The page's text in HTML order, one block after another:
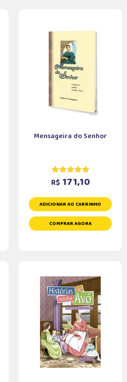
Mensageira do Senhor
R$ 171,10
ADICIONAR AO CARRINHO
COMPRAR AGORA